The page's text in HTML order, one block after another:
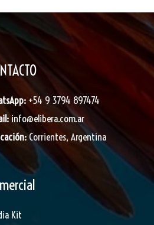
+54 9 3794 897474
info@elibera.com.ar
Corrientes, Argentina
Kit